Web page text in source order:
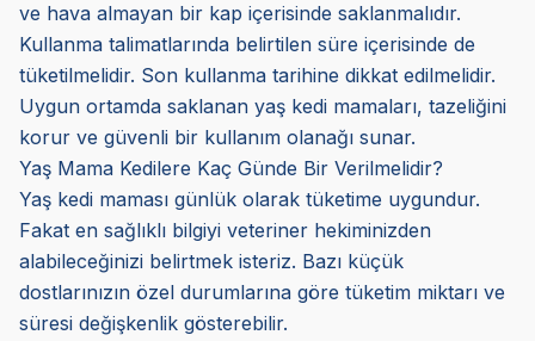
ve hava almayan bir kap içerisinde saklanmalıdır.
Kullanma talimatlarında belirtilen süre içerisinde de
tüketilmelidir. Son kullanma tarihine dikkat edilmelidir.
Uygun ortamda saklanan yaş kedi mamaları, tazeliğini
korur ve güvenli bir kullanım olanağı sunar.
Yaş Mama Kedilere Kaç Günde Bir Verilmelidir?
Yaş kedi maması günlük olarak tüketime uygundur.
Fakat en sağlıklı bilgiyi veteriner hekiminizden
alabileceğinizi belirtmek isteriz. Bazı küçük
dostlarınızın özel durumlarına göre tüketim miktarı ve
süresi değişkenlik gösterebilir.